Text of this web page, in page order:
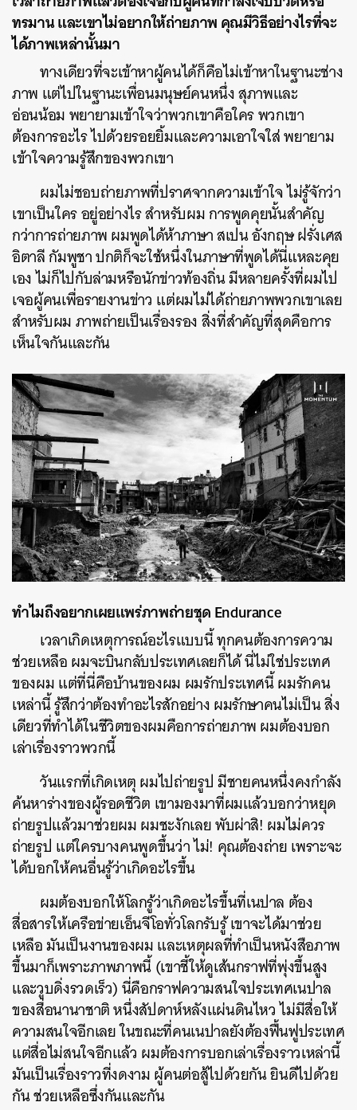
ทรมาน และเขาไม่อยากให้ถ่ายภาพ คุณมีวิธีอย่างไรที่จะ
ได้ภาพเหล่านั้นมา
ทางเดียวที่จะเข้าหาผู้คนได้ก็คือไม่เข้าหาในฐานะช่าง
ภาพ แต่ไปในฐานะเพื่อนมนุษย์คนหนึ่ง สุภาพและ
อ่อนน้อม พยายามเข้าใจว่าพวกเขาคือใคร พวกเขา
ต้องการอะไร ไปด้วยรอยยิ้มและความเอาใจใส่ พยายาม
เข้าใจความรู้สึกของพวกเขา
ผมไม่ชอบถ่ายภาพที่ปราศจากความเข้าใจ ไม่รู้จักว่า
เขาเป็นใคร อยู่อย่างไร สำหรับผม การพูดคุยนั้นสำคัญ
กว่าการถ่ายภาพ ผมพูดได้ห้าภาษา สเปน อังกฤษ ฝรั่งเศส
อิตาลี กัมพูชา ปกติก็จะใช้หนึ่งในภาษาที่พูดได้นี่แหละคุย
เอง ไม่ก็ไปกับล่ามหรือนักข่าวท้องถิ่น มีหลายครั้งที่ผมไป
เจอผู้คนเพื่อรายงานข่าว แต่ผมไม่ได้ถ่ายภาพพวกเขาเลย
สำหรับผม ภาพถ่ายเป็นเรื่องรอง สิ่งที่สำคัญที่สุดคือการ
เห็นใจกันและกัน
ทำไมถึงอยากเผยแพร่ภาพถ่ายชุด Endurance
เวลาเกิดเหตุการณ์อะไรแบบนี้ ทุกคนต้องการความ
ช่วยเหลือ ผมจะบินกลับประเทศเลยก็ได้ นี่ไม่ใช่ประเทศ
ของผม แต่ที่นี่คือบ้านของผม ผมรักประเทศนี้ ผมรักคน
เหล่านี้ รู้สึกว่าต้องทำอะไรสักอย่าง ผมรักษาคนไม่เป็น สิ่ง
เดียวที่ทำได้ในชีวิตของผมคือการถ่ายภาพ ผมต้องบอก
เล่าเรื่องราวพวกนี้
วันแรกที่เกิดเหตุ ผมไปถ่ายรูป มีชายคนหนึ่งคงกำลัง
ค้นหาร่างของผู้รอดชีวิต เขามองมาที่ผมแล้วบอกว่าหยุด
ถ่ายรูปแล้วมาช่วยผม ผมชะงักเลย พับผ่าสิ! ผมไม่ควร
ถ่ายรูป แต่ใครบางคนพูดขึ้นว่า ไม่! คุณต้องถ่าย เพราะจะ
ได้บอกให้คนอื่นรู้ว่าเกิดอะไรขึ้น
ผมต้องบอกให้โลกรู้ว่าเกิดอะไรขึ้นที่เนปาล ต้อง
สื่อสารให้เครือข่ายเอ็นจีโอทั่วโลกรับรู้ เขาจะได้มาช่วย
เหลือ มันเป็นงานของผม และเหตุผลที่ทำเป็นหนังสือภาพ
ขึ้นมาก็เพราะภาพภาพนี้ (เขาชี้ให้ดูเส้นกราฟที่พุ่งขึ้นสูง
และวูบดิ่งรวดเร็ว) นี่คือกราฟความสนใจประเทศเนปาล
ของสื่อนานาชาติ หนึ่งสัปดาห์หลังแผ่นดินไหว ไม่มีสื่อให้
ความสนใจอีกเลย ในขณะที่คนเนปาลยังต้องฟื้นฟูประเทศ
แต่สื่อไม่สนใจอีกแล้ว ผมต้องการบอกเล่าเรื่องราวเหล่านี้
มันเป็นเรื่องราวที่งดงาม ผู้คนต่อสู้ไปด้วยกัน ยินดีไปด้วย
กัน ช่วยเหลือซึ่งกันและกัน